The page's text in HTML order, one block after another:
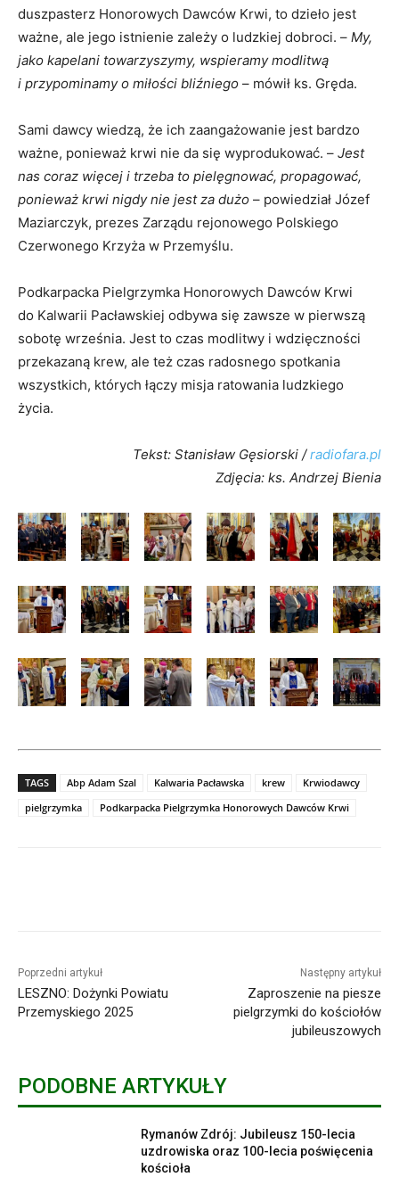
duszpasterz Honorowych Dawców Krwi, to dzieło jest
ważne, ale jego istnienie zależy o ludzkiej dobroci. – My,
jako kapelani towarzyszymy, wspieramy modlitwą
i przypominamy o miłości bliźniego – mówił ks. Gręda.
Sami dawcy wiedzą, że ich zaangażowanie jest bardzo
ważne, ponieważ krwi nie da się wyprodukować. – Jest
nas coraz więcej i trzeba to pielęgnować, propagować,
ponieważ krwi nigdy nie jest za dużo – powiedział Józef
Maziarczyk, prezes Zarządu rejonowego Polskiego
Czerwonego Krzyża w Przemyślu.
Podkarpacka Pielgrzymka Honorowych Dawców Krwi
do Kalwarii Pacławskiej odbywa się zawsze w pierwszą
sobotę września. Jest to czas modlitwy i wdzięczności
przekazaną krew, ale też czas radosnego spotkania
wszystkich, których łączy misja ratowania ludzkiego
życia.
Tekst: Stanisław Gęsiorski /radiofara.pl
Zdjęcia: ks. Andrzej Bienia
TAGS Abp Adam Szal Kalwaria Pacławska krew
Krwiodawcy
pielgrzymka
Podkarpacka Pielgrzymka Honorowych Dawców Krwi
Poprzedni artykuł
LESZNO: Dożynki Powiatu
Przemyskiego 2025
Następny artykuł
Zaproszenie na piesze
pielgrzymki do kościołów
jubileuszowych
PODOBNE ARTYKUŁY
Rymanów Zdrój: Jubileusz 150-lecia
uzdrowiska oraz 100-lecia poświęcenia
kościoła